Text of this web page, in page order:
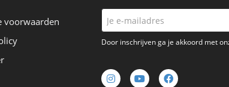
voorwaarden
Door inschrijven ga je akkoord met